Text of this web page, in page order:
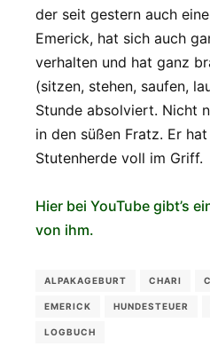
der seit gestern auch
Emerick, hat sich auch
verhalten und hat ganz
(sitzen, stehen, saufen,
Stunde absolviert. Nicht
in den süßen Fratz. Er
Stutenherde voll im Griff.
Hier bei YouTube gibt’s
von ihm.
ALPAKAGEBURT CHARI
EMERICK HUNDESTEUER
LOGBUCH